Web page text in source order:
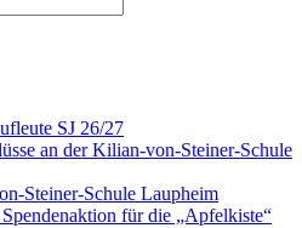
SJ 26/27
an der Kilian-von-Steiner-Schule
Steiner-Schule Laupheim
für die „Apfelkiste“